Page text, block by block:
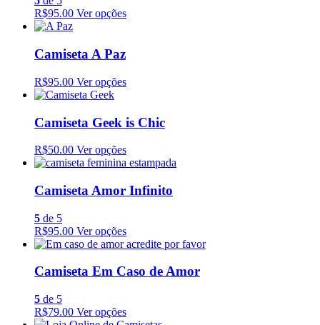
R$95.00 Ver opções
Camiseta A Paz
R$95.00 Ver opções
Camiseta Geek is Chic
R$50.00 Ver opções
Camiseta Amor Infinito
5 de 5
R$95.00 Ver opções
Camiseta Em Caso de Amor
5 de 5
R$79.00 Ver opções